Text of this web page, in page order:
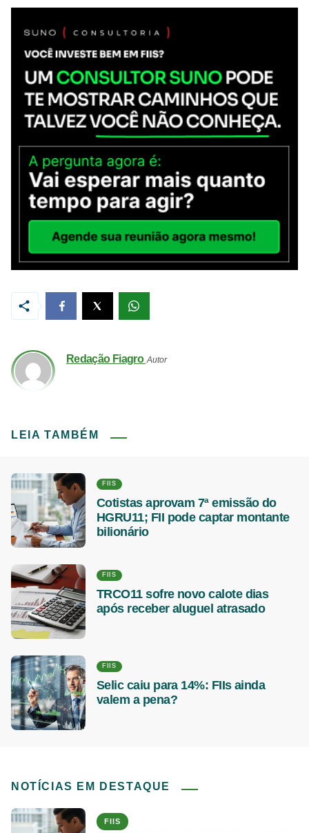
Redação Fiagro Autor
LEIA TAMBÉM
FIIS
Cotistas aprovam 7ª emissão do
HGRU11; FII pode captar montante
bilionário
FIIS
TRCO11 sofre novo calote dias
após receber aluguel atrasado
FIIS
Selic caiu para 14%: FIIs ainda
valem a pena?
NOTÍCIAS EM DESTAQUE
FIIS